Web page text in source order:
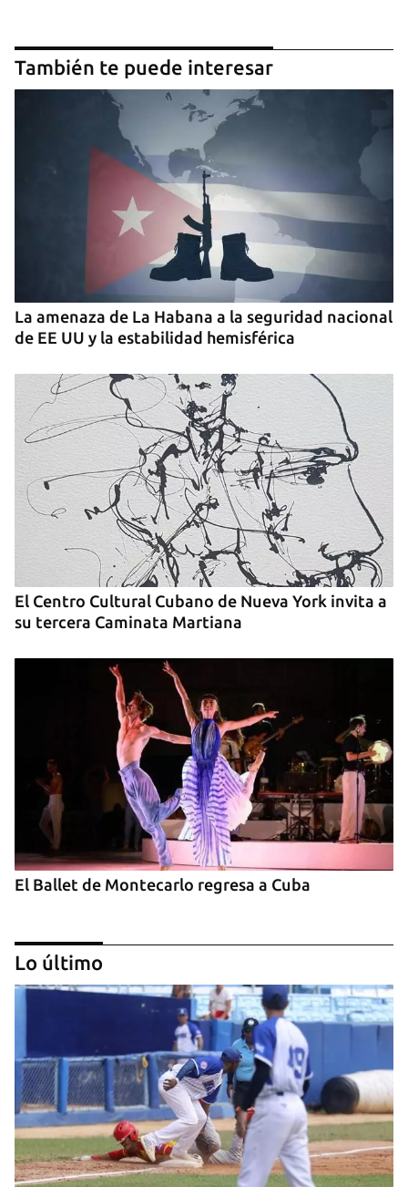
Guardar como favorito
Para poder guardar como favorito, primero has de
iniciar sesión con tu cuenta de 14ymedio.
INICIAR SESIÓN CANCELAR
También te puede interesar
La amenaza de La Habana a la seguridad nacional
de EE UU y la estabilidad hemisférica
El Centro Cultural Cubano de Nueva York invita a
su tercera Caminata Martiana
El Ballet de Montecarlo regresa a Cuba
Invitan al primer Encuentros Insularis
Lo último